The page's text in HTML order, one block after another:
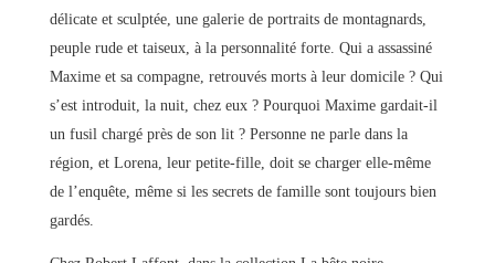
délicate et sculptée, une galerie de portraits de montagnards,
peuple rude et taiseux, à la personnalité forte. Qui a assassiné
Maxime et sa compagne, retrouvés morts à leur domicile ? Qui
s’est introduit, la nuit, chez eux ? Pourquoi Maxime gardait-il
un fusil chargé près de son lit ? Personne ne parle dans la
région, et Lorena, leur petite-fille, doit se charger elle-même
de l’enquête, même si les secrets de famille sont toujours bien
gardés.